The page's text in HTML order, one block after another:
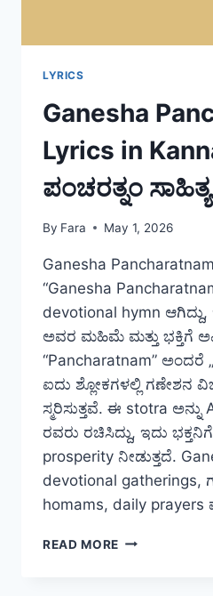
LYRICS
Ganesha
Lyrics in
ಪಂಚರತ್ನಂ ಸಾಹಿತ್ಯ
By Fara May 1, 2026
Ganesha
“Ganesha
devotional hymn
ಅವರ ಮಹಿಮೆ ಮತ್ತು ಭಕ್ತಿಗೆ
“Pancharatnam” ಅಂದರೆ
ಐದು ಶ್ಲೋಕಗಳಲ್ಲಿ ಗಣೇಶನ
ಸ್ಮರಿಸುತ್ತವೆ. ಈ stotra
ರವರು ರಚಿಸಿದ್ದು, ಇದು
prosperity ನೀಡುತ್ತದೆ.
devotional gatherings,
homams, daily prayers
READ MORE GANESHA